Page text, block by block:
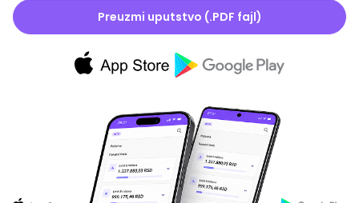
Preuzmi uputstvo (.PDF fajl)